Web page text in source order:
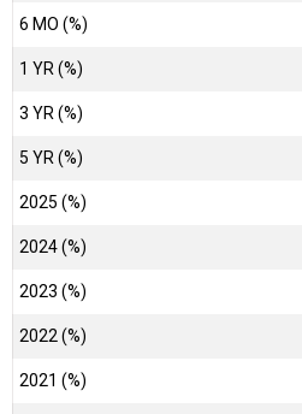
6 MO (%)
1 YR (%)
3 YR (%)
5 YR (%)
2025 (%)
2024 (%)
2023 (%)
2022 (%)
2021 (%)